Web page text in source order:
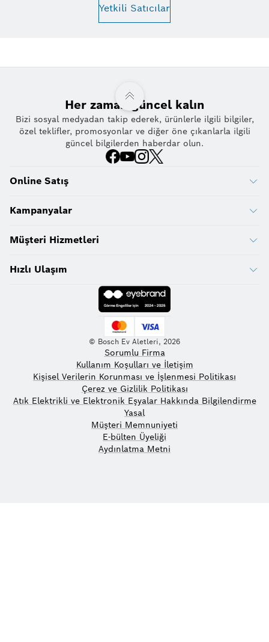
Yetkili Satıcılar
Her zaman güncel kalın
Bizi sosyal medyadan takip ederek, ürünlerle ilgili bilgiler,
özel teklifler, promosyonlar ve diğer öne çıkanlarla ilgili
güncel bilgilerden haberdar olun.
Online Satış
Kampanyalar
Müşteri Hizmetleri
Hızlı Ulaşım
© Bosch Ev Aletleri, 2026
Sorumlu Firma
Kullanım Koşulları ve İletişim
Kişisel Verilerin Korunması ve İşlenmesi Politikası
Çerez ve Gizlilik Politikası
Atık Elektrikli ve Elektronik Eşyalar Hakkında Bilgilendirme
Yasal
Müşteri Memnuniyeti
E-bülten Üyeliği
Aydınlatma Metni